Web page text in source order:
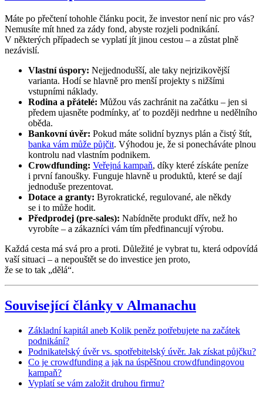
Máte po přečtení tohohle článku pocit, že investor není nic pro vás?
Nemusíte mít hned za zády fond, abyste rozjeli podnikání.
V některých případech se vyplatí jít jinou cestou – a zůstat plně
nezávislí.
Vlastní úspory: Nejjednodušší, ale taky nejrizikovější
varianta. Hodí se hlavně pro menší projekty s nižšími
vstupními náklady.
Rodina a přátelé: Můžou vás zachránit na začátku – jen si
předem ujasněte podmínky, ať to později nedrhne u nedělního
oběda.
Bankovní úvěr: Pokud máte solidní byznys plán a čistý štít,
banka vám může půjčit. Výhodou je, že si ponecháváte plnou
kontrolu nad vlastním podnikem.
Crowdfunding: Veřejná kampaň, díky které získáte peníze
i první fanoušky. Funguje hlavně u produktů, které se dají
jednoduše prezentovat.
Dotace a granty: Byrokratické, regulované, ale někdy
se i to může hodit.
Předprodej (pre-sales): Nabídněte produkt dřív, než ho
vyrobíte – a zákazníci vám tím předfinancují výrobu.
Každá cesta má svá pro a proti. Důležité je vybrat tu, která odpovídá
vaší situaci – a nepouštět se do investice jen proto,
že se to tak „dělá“.
Související články v Almanachu
Základní kapitál aneb Kolik peněz potřebujete na začátek
podnikání?
Podnikatelský úvěr vs. spotřebitelský úvěr. Jak získat půjčku?
Co je crowdfunding a jak na úspěšnou crowdfundingovou
kampaň?
Vyplatí se vám založit druhou firmu?